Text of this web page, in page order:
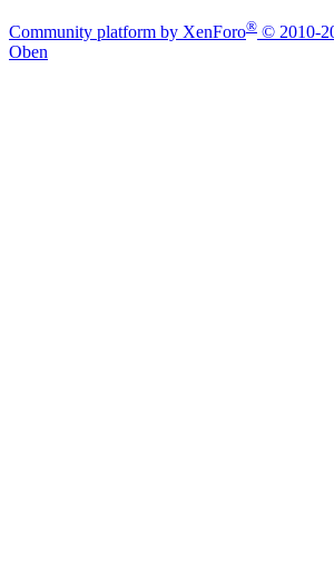
Community platform by XenForo® © 2010-
Oben